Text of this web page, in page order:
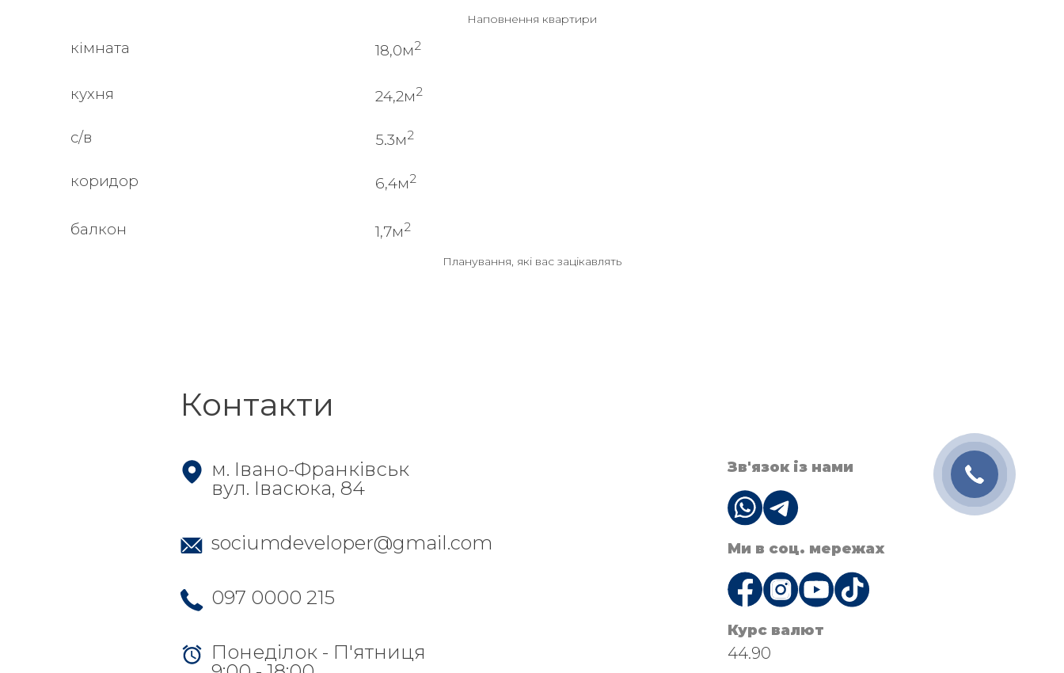
Наповнення квартири
кімната 18,0м2
кухня 24,2м2
с/в 5.3м2
коридор 6,4м2
балкон 1,7м2
Планування, які вас зацікавлять
Контакти
м. Івано-Франківськ
вул. Івасюка, 84
sociumdeveloper@gmail.com
097 0000 215
Понеділок - П'ятниця
Зв'язок із нами
Ми в соц. мережах
Курс валют
44.90